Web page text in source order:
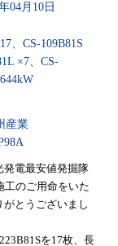
04月10日
、CS-109B81S
×7、CS-
産業
発電最安値発掘隊
工のご用命をいた
がとうございまし
を17枚、長